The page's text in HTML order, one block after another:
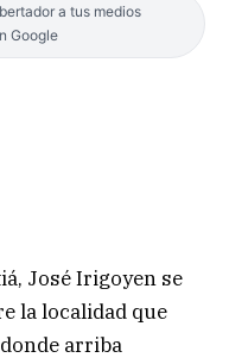
a tus medios
Google
José Irigoyen se
la localidad que
arriba